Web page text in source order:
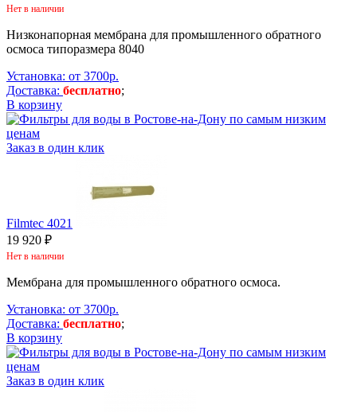
Нет в наличии
Низконапорная мембрана для промышленного обратного
осмоса типоразмера 8040
Установка: от 3700р.
Доставка: бесплатно;
В корзину
Заказ в один клик
Filmtec 4021
19 920 ₽
Нет в наличии
Мембрана для промышленного обратного осмоса.
Установка: от 3700р.
Доставка: бесплатно;
В корзину
Заказ в один клик